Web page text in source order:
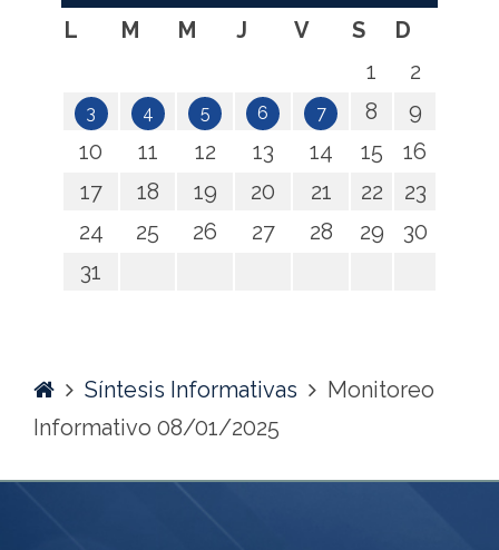
L
M M J V S
D
1
2
3 4 5 6 7 8
9
10
11 12 13 14 15
16
17
18 19 20 21 22
23
24
25 26 27 28 29
30
31
HomeSíntesis Informativas
Monitoreo
Informativo 08/01/2025